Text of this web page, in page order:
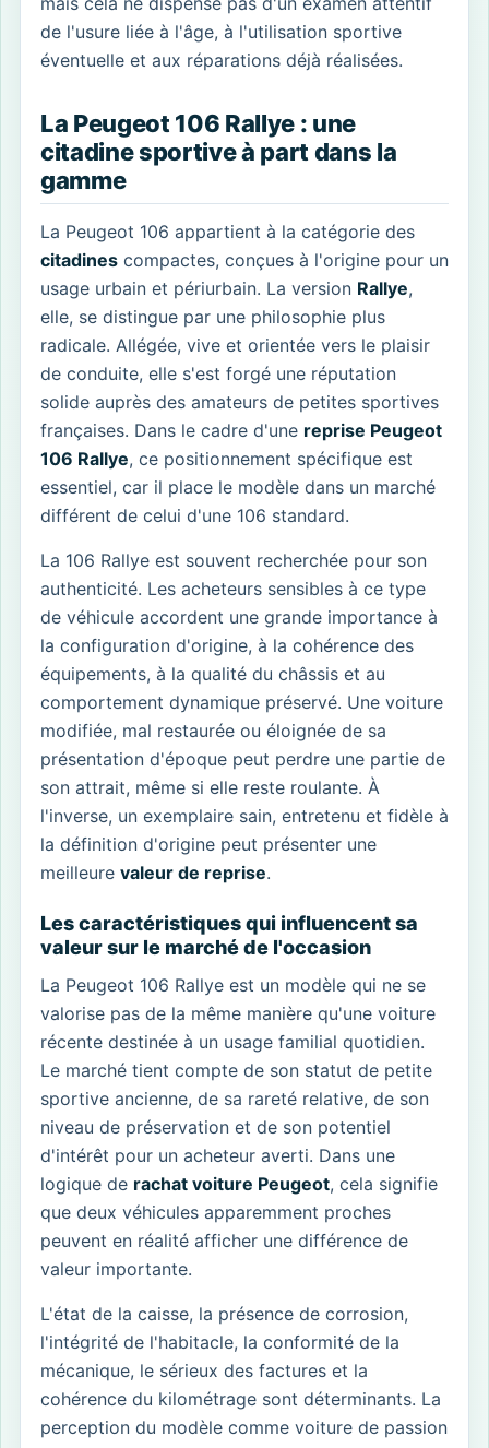
de l'usure liée à l'âge, à l'utilisation sportive
éventuelle et aux réparations déjà réalisées.
La Peugeot 106 Rallye : une
citadine sportive à part dans la
gamme
La Peugeot 106 appartient à la catégorie des
citadines compactes, conçues à l'origine pour un
usage urbain et périurbain. La version Rallye,
elle, se distingue par une philosophie plus
radicale. Allégée, vive et orientée vers le plaisir
de conduite, elle s'est forgé une réputation
solide auprès des amateurs de petites sportives
françaises. Dans le cadre d'une reprise Peugeot
106 Rallye, ce positionnement spécifique est
essentiel, car il place le modèle dans un marché
différent de celui d'une 106 standard.
La 106 Rallye est souvent recherchée pour son
authenticité. Les acheteurs sensibles à ce type
de véhicule accordent une grande importance à
la configuration d'origine, à la cohérence des
équipements, à la qualité du châssis et au
comportement dynamique préservé. Une voiture
modifiée, mal restaurée ou éloignée de sa
présentation d'époque peut perdre une partie de
son attrait, même si elle reste roulante. À
l'inverse, un exemplaire sain, entretenu et fidèle à
la définition d'origine peut présenter une
meilleure valeur de reprise.
Les caractéristiques qui influencent sa
valeur sur le marché de l'occasion
La Peugeot 106 Rallye est un modèle qui ne se
valorise pas de la même manière qu'une voiture
récente destinée à un usage familial quotidien.
Le marché tient compte de son statut de petite
sportive ancienne, de sa rareté relative, de son
niveau de préservation et de son potentiel
d'intérêt pour un acheteur averti. Dans une
logique de rachat voiture Peugeot, cela signifie
que deux véhicules apparemment proches
peuvent en réalité afficher une différence de
valeur importante.
L'état de la caisse, la présence de corrosion,
l'intégrité de l'habitacle, la conformité de la
mécanique, le sérieux des factures et la
cohérence du kilométrage sont déterminants. La
perception du modèle comme voiture de passion